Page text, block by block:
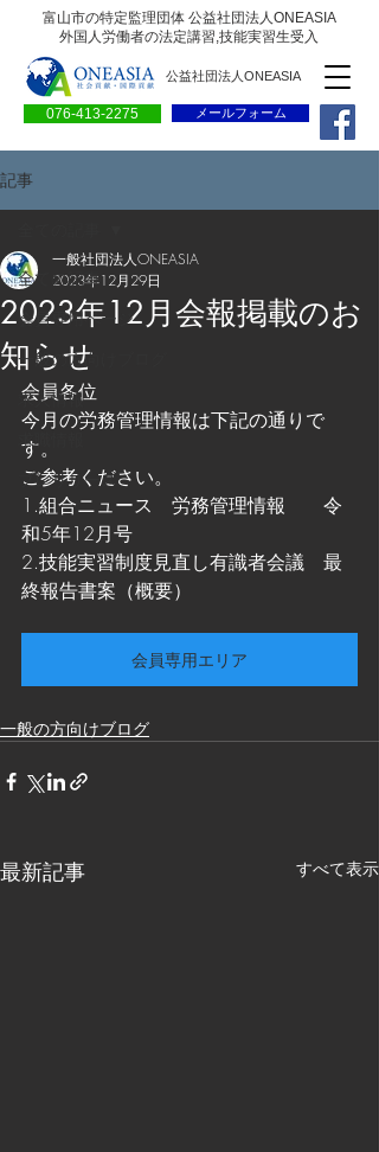
富山市の特定監理団体 公益社団法人ONEASIA
外国人労働者の法定講習,技能実習生受入
076-413-2275
公益社団法人ONEASIA
メールフォーム
記事
全ての記事
会員専用ページ
一般の方向けブログ
求人情報
求職情報
プレリリース
2023年12月会報掲載のお
知らせ
一般社団法人ONEASIA
2023年12月29日
会員各位
今月の労務管理情報は下記の通りで
す。
ご参考ください。
1.組合ニュース　労務管理情報　　令
和5年12月号
2.技能実習制度見直し有識者会議　最
終報告書案（概要）
会員専用エリア
一般の方向けブログ
最新記事 すべて表示